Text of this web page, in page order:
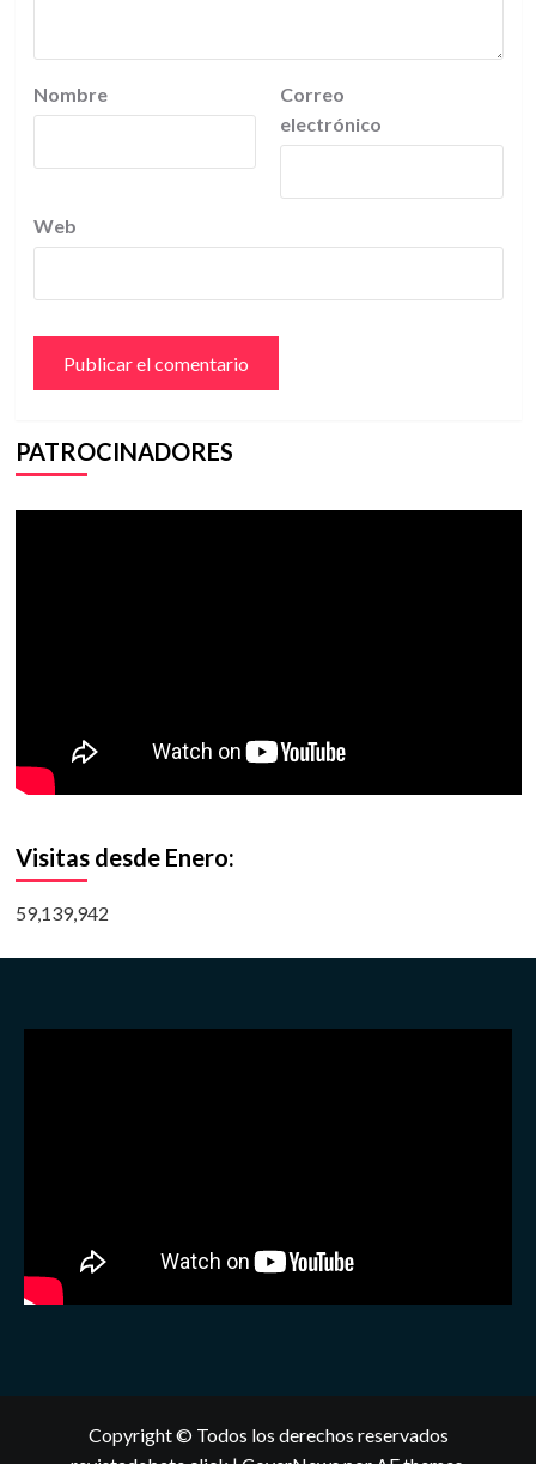
Nombre
Correo
electrónico
Web
PATROCINADORES
Visitas desde Enero:
59,139,942
Copyright © Todos los derechos reservados